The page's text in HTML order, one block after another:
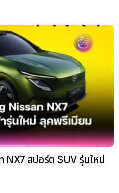
NX7 สปอร์ต SUV รุ่นใหม่